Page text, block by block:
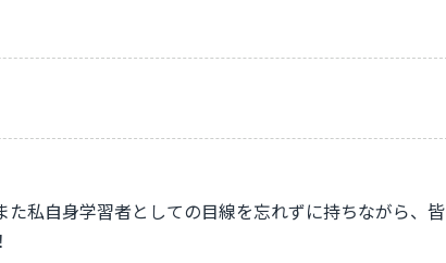
私自身学習者としての目線を忘れずに持ちながら、皆